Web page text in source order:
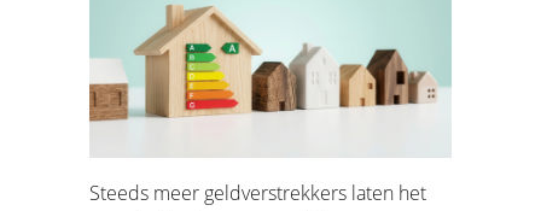
Steeds meer geldverstrekkers laten het